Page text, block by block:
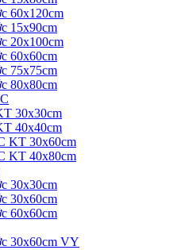
60x120cm
15x90cm
20x100cm
60x60cm
75x75cm
80x80cm
30x30cm
40x40cm
KT 30x60cm
KT 40x80cm
30x30cm
30x60cm
60x60cm
30x60cm VY